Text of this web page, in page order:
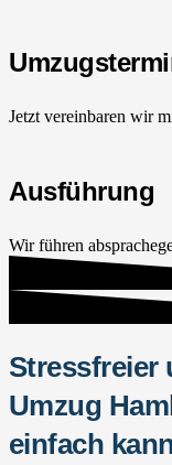
Jetzt vereinbaren wir
Ausführung
Wir führen
Stressfreier
Umzug
einfach